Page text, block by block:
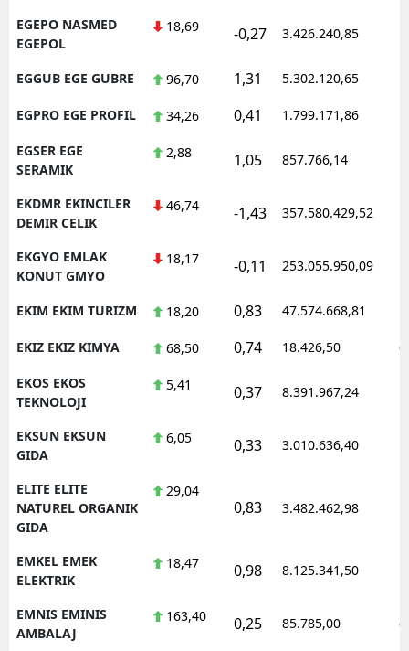
EGEPO NASMED
EGEPOL
18,69 -0,27 3.426.240,85
EGGUB EGE GUBRE 96,70 1,31 5.302.120,65
EGPRO EGE PROFIL 34,26 0,41 1.799.171,86
EGSER EGE
SERAMIK
2,88 1,05 857.766,14
EKDMR EKINCILER
DEMIR CELIK
46,74 -1,43 357.580.429,52
EKGYO EMLAK
KONUT GMYO
18,17 -0,11 253.055.950,09
EKIM EKIM TURIZM 18,20 0,83 47.574.668,81
EKIZ EKIZ KIMYA 68,50 0,74 18.426,50
EKOS EKOS
TEKNOLOJI
5,41 0,37 8.391.967,24
EKSUN EKSUN
GIDA
6,05 0,33 3.010.636,40
ELITE ELITE
NATUREL ORGANIK
GIDA
29,04
0,83 3.482.462,98
EMKEL EMEK
ELEKTRIK
18,47 0,98 8.125.341,50
EMNIS EMINIS
AMBALAJ
163,40 0,25 85.785,00